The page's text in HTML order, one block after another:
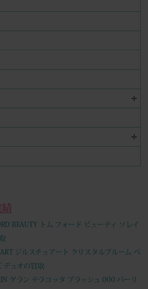
✛
✛
績
BEAUTY トム フォード ビューティ ソレイ
ジルスチュアート クリスタルブルーム ペ
デュオの買取
ゲラン テラコッタ ブラッシュ 000 パーリ